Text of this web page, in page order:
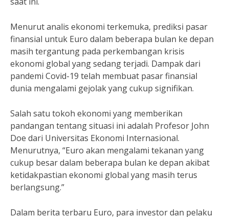
Menurut analis ekonomi terkemuka, prediksi pasar
finansial untuk Euro dalam beberapa bulan ke depan
masih tergantung pada perkembangan krisis
ekonomi global yang sedang terjadi. Dampak dari
pandemi Covid-19 telah membuat pasar finansial
dunia mengalami gejolak yang cukup signifikan.
Salah satu tokoh ekonomi yang memberikan
pandangan tentang situasi ini adalah Profesor John
Doe dari Universitas Ekonomi Internasional.
Menurutnya, “Euro akan mengalami tekanan yang
cukup besar dalam beberapa bulan ke depan akibat
ketidakpastian ekonomi global yang masih terus
berlangsung.”
Dalam berita terbaru Euro, para investor dan pelaku